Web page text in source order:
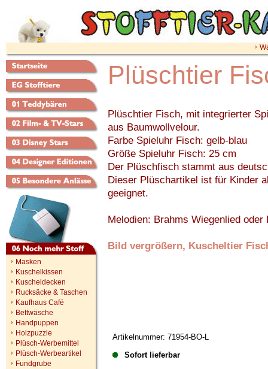
Masken
Kuschelkissen
Kuscheldecken
Rucksäcke & Taschen
Kaufhaus Café
Bettwäsche
Handpuppen
Holzpuzzle
Plüsch-Werbemittel
Plüsch-Werbeartikel
Fundgrube
Plüschtier
Plüschtier Fisch, mit integrierter
aus Baumwollvelour.
Farbe Spieluhr Fisch: gelb-blau
Größe Spieluhr Fisch: 25 cm
Der Plüschfisch stammt aus
Dieser Plüschartikel ist für Kinder
geeignet.
Melodien: Brahms Wiegenlied oder
Bild vergrößern, Kuscheltier
Artikelnummer: 71954-BO-L
Sofort lieferbar